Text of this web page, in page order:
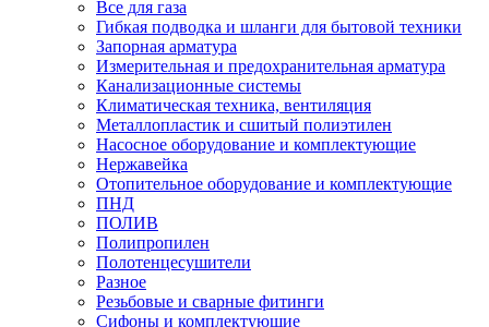
Все для газа
Гибкая подводка и шланги для бытовой техники
Запорная арматура
Измерительная и предохранительная арматура
Канализационные системы
Климатическая техника, вентиляция
Металлопластик и сшитый полиэтилен
Насосное оборудование и комплектующие
Нержавейка
Отопительное оборудование и комплектующие
ПНД
ПОЛИВ
Полипропилен
Полотенцесушители
Разное
Резьбовые и сварные фитинги
Сифоны и комплектующие